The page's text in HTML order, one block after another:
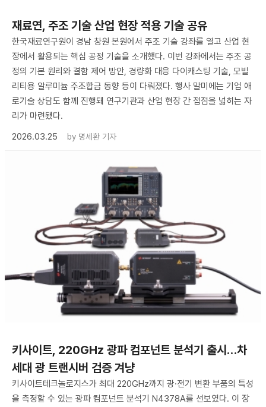
재료연, 주조 기술 산업 현장 적용 기술 공유
한국재료연구원이 경남 창원 본원에서 주조 기술 강좌를 열고 산업 현
장에서 활용되는 핵심 공정 기술을 소개했다. 이번 강좌에서는 주조 공
정의 기본 원리와 결함 제어 방안, 경량화 대응 다이캐스팅 기술, 모빌
리티용 알루미늄 주조합금 동향 등이 다뤄졌다. 행사 말미에는 기업 애
로기술 상담도 함께 진행돼 연구기관과 산업 현장 간 접점을 넓히는 자
리가 마련됐다.
2026.03.25
by 명세환 기자
키사이트, 220GHz 광파 컴포넌트 분석기 출시…차
세대 광 트랜시버 검증 겨냥
키사이트테크놀로지스가 최대 220GHz까지 광·전기 변환 부품의 특성
을 측정할 수 있는 광파 컴포넌트 분석기 N4378A를 선보였다. 이 장